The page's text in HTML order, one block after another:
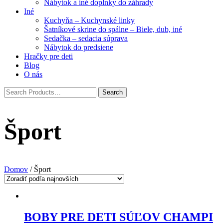
Nábytok a iné doplnky do záhrady
Iné
Kuchyňa – Kuchynské linky
Šatníkové skrine do spálne – Biele, dub, iné
Sedačka – sedacia súprava
Nábytok do predsiene
Hračky pre deti
Blog
O nás
Šport
Domov / Šport
BOBY PRE DETI SÚĽOV